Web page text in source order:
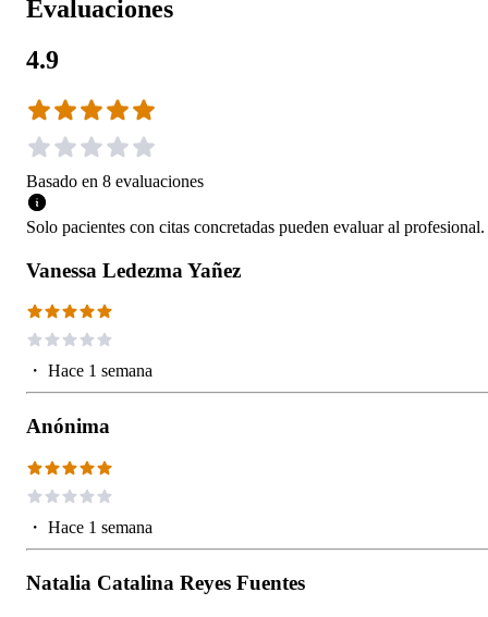
Evaluaciones
4.9
Basado en 8 evaluaciones
Solo pacientes con citas concretadas pueden evaluar al profesional.
Vanessa Ledezma Yañez
・ Hace 1 semana
Anónima
・ Hace 1 semana
Natalia Catalina Reyes Fuentes